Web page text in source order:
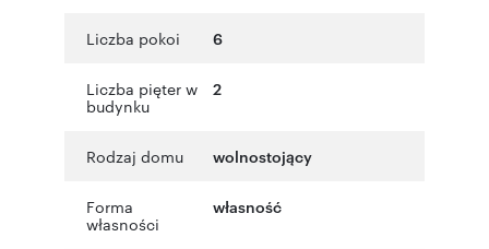
Liczba pokoi 6
Liczba pięter w
budynku
2
Rodzaj domu wolnostojący
Forma
własności
własność